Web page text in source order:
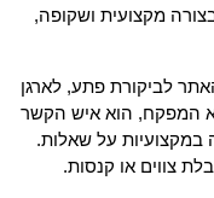
מקצועית ושקופה,
לביקורת פתע, לארגן
המפקח, הוא איש הקשר
במקצועיות על שאלות.
צווים או קנסות.